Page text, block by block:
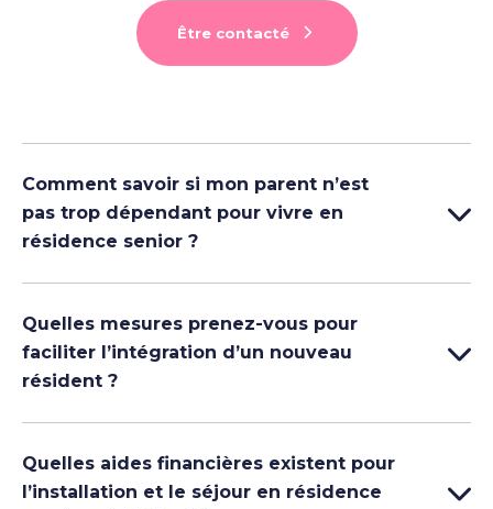
Être contacté
Comment savoir si mon parent n’est
pas trop dépendant pour vivre en
résidence senior ?
Quelles mesures prenez-vous pour
faciliter l’intégration d’un nouveau
résident ?
Quelles aides financières existent pour
l’installation et le séjour en résidence